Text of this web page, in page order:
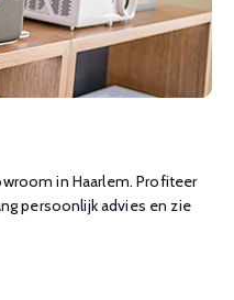
in Haarlem. Profiteer
persoonlijk advies en zie